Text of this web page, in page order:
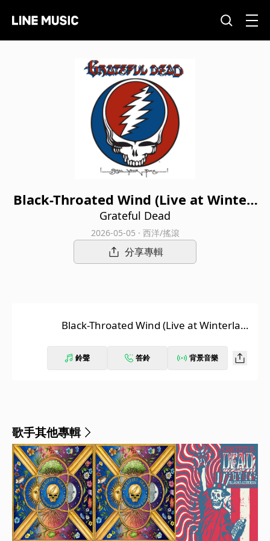
Black-Throated Wind (Live at Winterl
and, San Francisco, CA 10/16-20/74)
[2026 Remaster]
Grateful Dead
2026-05-05 · 西洋/搖滾
分享專輯
Black-Throated Wind (Live at Winterlan
Remaster]
鈴聲 答鈴 背景音樂
歌手其他專輯